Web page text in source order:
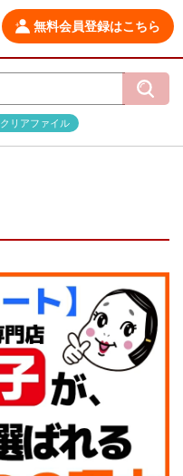
無料会員登録はこちら
クリアファイル